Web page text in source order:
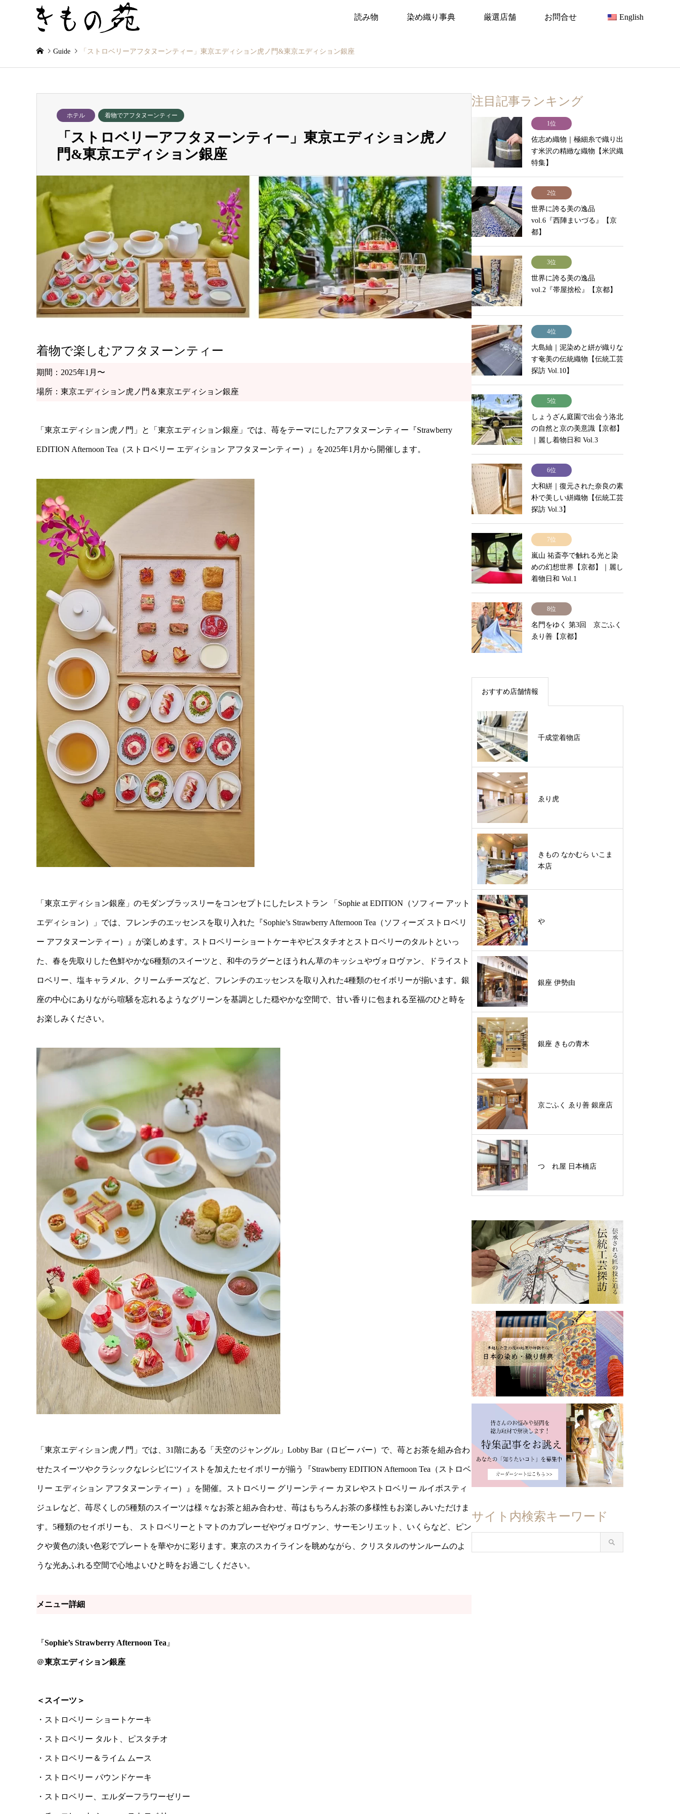
読み物 染め織り事典 厳選店舗 お問合せ English
Guide 「ストロベリーアフタヌーンティー」東京エディション虎ノ門&東京エディション銀座
ホテル 着物でアフタヌーンティー
「ストロベリーアフタヌーンティー」東京エディション虎ノ
門&東京エディション銀座
着物で楽しむアフタヌーンティー
期間：2025年1月〜
場所：東京エディション虎ノ門＆東京エディション銀座
「東京エディション虎ノ門」と「東京エディション銀座」では、苺をテーマにしたアフタヌーンティー『Strawberry
EDITION Afternoon Tea（ストロベリー エディション アフタヌーンティー）』を2025年1月から開催します。
「東京エディション銀座」のモダンブラッスリーをコンセプトにしたレストラン 「Sophie at EDITION（ソフィー アット
エディション）」では、フレンチのエッセンスを取り入れた『Sophie’s Strawberry Afternoon Tea（ソフィーズ ストロベリ
ー アフタヌーンティー）』が楽しめます。ストロベリーショートケーキやピスタチオとストロベリーのタルトといっ
た、春を先取りした色鮮やかな6種類のスイーツと、和牛のラグーとほうれん草のキッシュやヴォロヴァン、ドライスト
ロベリー、塩キャラメル、クリームチーズなど、フレンチのエッセンスを取り入れた4種類のセイボリーが揃います。銀
座の中心にありながら喧騒を忘れるようなグリーンを基調とした穏やかな空間で、甘い香りに包まれる至福のひと時を
お楽しみください。
「東京エディション虎ノ門」では、31階にある「天空のジャングル」Lobby Bar（ロビー バー）で、苺とお茶を組み合わ
せたスイーツやクラシックなレシピにツイストを加えたセイボリーが揃う『Strawberry EDITION Afternoon Tea（ストロベ
リー エディション アフタヌーンティー）』を開催。ストロベリー グリーンティー カヌレやストロベリー ルイボスティ
ジュレなど、苺尽くしの5種類のスイーツは様々なお茶と組み合わせ、苺はもちろんお茶の多様性もお楽しみいただけま
す。5種類のセイボリーも、 ストロベリーとトマトのカプレーゼやヴォロヴァン、サーモンリエット、いくらなど、ピン
クや黄色の淡い色彩でプレートを華やかに彩ります。東京のスカイラインを眺めながら、クリスタルのサンルームのよ
うな光あふれる空間で心地よいひと時をお過ごしください。
メニュー詳細
『Sophie’s Strawberry Afternoon Tea 』
＠東京エディション銀座
＜スイーツ＞
・ストロベリー ショートケーキ
・ストロベリー タルト、ピスタチオ
・ストロベリー＆ライム ムース
・ストロベリー パウンドケーキ
・ストロベリー、エルダーフラワーゼリー
注目記事ランキング
1位
佐志め織物｜極細糸で織り出
す米沢の精緻な織物【米沢織
特集】
2位
世界に誇る美の逸品
vol.6『西陣まいづる』【京
都】
3位
世界に誇る美の逸品
vol.2『帯屋捨松』【京都】
4位
大島紬｜泥染めと絣が織りな
す奄美の伝統織物【伝統工芸
探訪 Vol.10】
5位
しょうざん庭園で出会う洛北
の自然と京の美意識【京都】
｜麗し着物日和 Vol.3
6位
大和絣｜復元された奈良の素
朴で美しい絣織物【伝統工芸
探訪 Vol.3】
7位
嵐山 祐斎亭で触れる光と染
めの幻想世界【京都】｜麗し
着物日和 Vol.1
8位
名門をゆく 第3回 京ごふく
ゑり善【京都】
おすすめ店舗情報
千成堂着物店
ゑり虎
きもの なかむら いこま
本店
やゝ
銀座 伊勢由
銀座 きもの青木
京ごふく ゑり善 銀座店
つゞれ屋 日本橋店
サイト内検索キーワード